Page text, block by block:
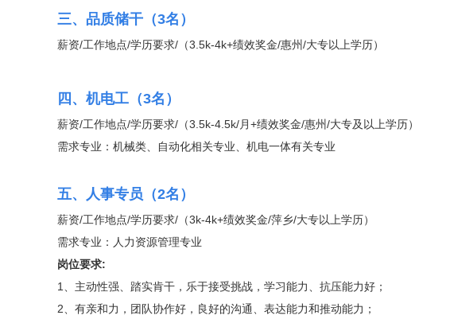
三、品质储干（3名）
薪资/工作地点/学历要求/（3.5k-4k+绩效奖金/惠州/大专以上学历）
四、机电工（3名）
薪资/工作地点/学历要求/（3.5k-4.5k/月+绩效奖金/惠州/大专及以上学历）
需求专业：机械类、自动化相关专业、机电一体有关专业
五、人事专员（2名）
薪资/工作地点/学历要求/（3k-4k+绩效奖金/萍乡/大专以上学历）
需求专业：人力资源管理专业
岗位要求:
1、主动性强、踏实肯干，乐于接受挑战，学习能力、抗压能力好；
2、有亲和力，团队协作好，良好的沟通、表达能力和推动能力；